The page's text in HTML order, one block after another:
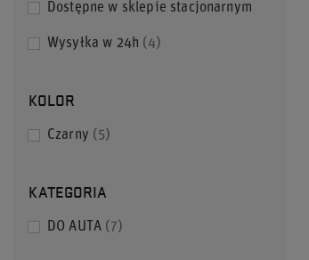
Dostępne w sklepie stacjonarnym
Wysyłka w 24h 4
KOLOR
Czarny 5
KATEGORIA
DO AUTA 7